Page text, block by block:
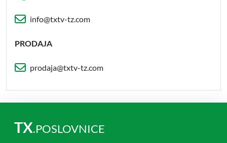
info@txtv-tz.com
PRODAJA
prodaja@txtv-tz.com
TX.POSLOVNICE